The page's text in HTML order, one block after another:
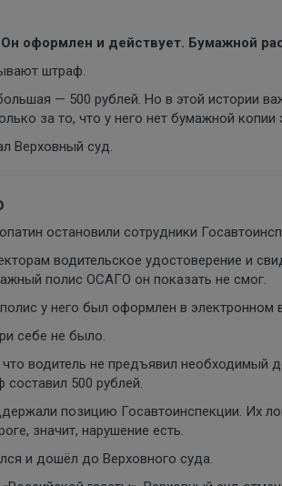
оформлен и действует. Бумажной
штраф.
— 500 рублей. Но в этой истории
за то, что у него нет бумажной
Верховный суд.
остановили сотрудники
водительское удостоверение и
полис ОСАГО он показать не смог.
у него был оформлен в электронном
себе не было.
водитель не предъявил необходимый
составил 500 рублей.
позицию Госавтоинспекции. Их
значит, нарушение есть.
и дошёл до Верховного суда.